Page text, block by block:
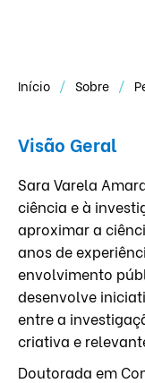
Início Sobre
Visão Geral
Sara Varela
ciência e à
aproximar a
anos de
envolvimento
desenvolve
entre a
criativa e
Doutorada em